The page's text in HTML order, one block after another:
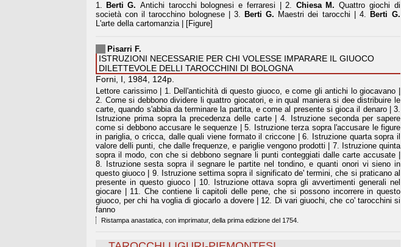
1. Berti G. Antichi tarocchi bolognesi e ferraresi | 2. Chiesa M. Quattro giochi di
società con il tarocchino bolognese | 3. Berti G. Maestri dei tarocchi | 4. Berti G.
L'arte della cartomanzia | [Figure]
Pisarri F.
ISTRUZIONI NECESSARIE PER CHI VOLESSE IMPARARE IL GIUOCO
DILETTEVOLE DELLI TAROCCHINI DI BOLOGNA
Forni, I, 1984, 124p.
Lettore carissimo | 1. Dell'antichità di questo giuoco, e come gli antichi lo giocavano |
2. Come si debbono dividere li quattro giocatori, e in qual maniera si dee distribuire le
carte, quando s'abbia da terminare la partita, e come al presente si gioca il denaro | 3.
Istruzione prima sopra la precedenza delle carte | 4. Istruzione seconda per sapere
come si debbono accusare le sequenze | 5. Istruzione terza sopra l'accusare le figure
in pariglia, o cricca, dalle quali viene formato il criccone | 6. Istruzione quarta sopra il
valore delli punti, che dalle frequenze, e pariglie vengono prodotti | 7. Istruzione quinta
sopra il modo, con che si debbono segnare li punti conteggiati dalle carte accusate |
8. Istruzione sesta sopra il segnare le partite nel tondino, e quanti onori vi sieno in
questo giuoco | 9. Istruzione settima sopra il significato de' termini, che si praticano al
presente in questo giuoco | 10. Istruzione ottava sopra gli avvertimenti generali nel
giocare | 11. Che contiene li capitoli delle pene, che si possono incorrere in questo
giuoco, per chi ha voglia di giocarlo a dovere | 12. Di vari giuochi, che co' tarocchini si
fanno
Ristampa anastatica, con imprimatur, della prima edizione del 1754.